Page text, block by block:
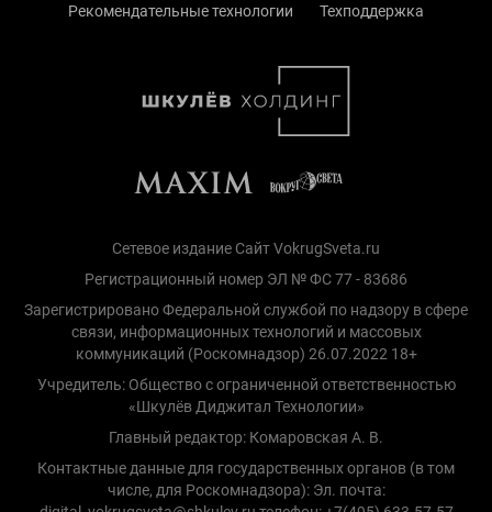
Рекомендательные технологии
Техподдержка
Сетевое издание Сайт VokrugSveta.ru
Регистрационный номер ЭЛ № ФС 77 - 83686
Зарегистрировано Федеральной службой по надзору в сфере
связи, информационных технологий и массовых
коммуникаций (Роскомнадзор) 26.07.2022 18+
Учредитель: Общество с ограниченной ответственностью
«Шкулёв Диджитал Технологии»
Главный редактор: Комаровская А. В.
Контактные данные для государственных органов (в том
числе, для Роскомнадзора): Эл. почта: